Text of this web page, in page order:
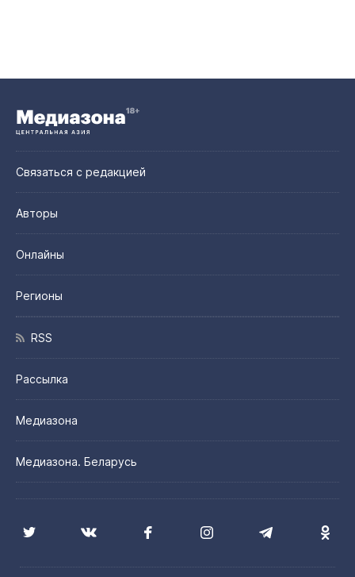
Связаться с редакцией
Авторы
Онлайны
Регионы
RSS
Рассылка
Медиазона
Медиазона. Беларусь